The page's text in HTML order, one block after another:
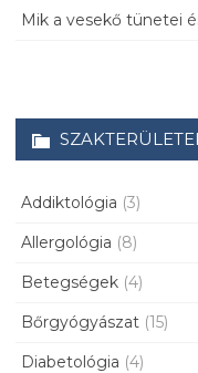
Mik a vesekő tünetei
Addiktológia (3)
Allergológia (8)
Betegségek (4)
Bőrgyógyászat (15)
Diabetológia (4)